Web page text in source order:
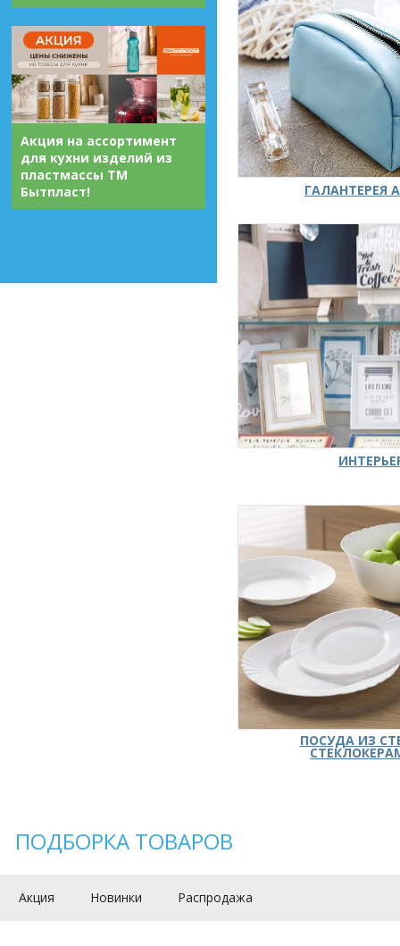
Акция на ассортимент
для кухни изделий из
пластмассы ТМ
Бытпласт!
ГАЛАНТЕРЕЯ
ПОСУДА ИЗ
ПОДБОРКА ТОВАРОВ
Акция Новинки Распродажа